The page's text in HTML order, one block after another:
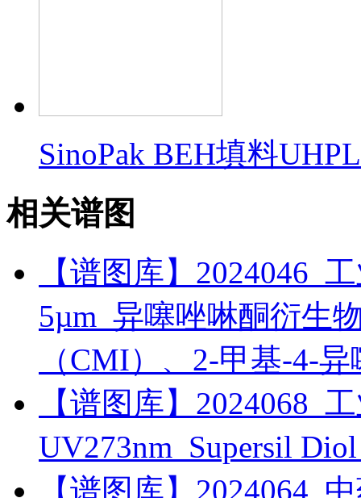
SinoPak BEH填料
相关谱图
【谱图库】2024046_
5µm_异噻唑啉酮衍生
（CMI）、2-甲基-4-
【谱图库】2024068_
UV273nm_Supersil
【谱图库】2024064_